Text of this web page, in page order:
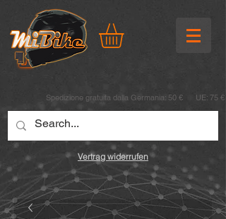
Spedizione gratuita dalla Germania: 50 € UE: 75 €
Vertrag widerrufen